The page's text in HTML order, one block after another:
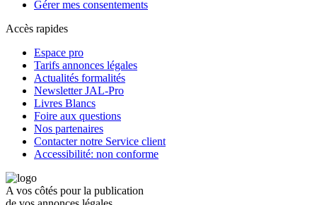
Gérer mes consentements
Accès rapides
Espace pro
Tarifs annonces légales
Actualités formalités
Newsletter JAL-Pro
Livres Blancs
Foire aux questions
Nos partenaires
Contacter notre Service client
Accessibilité: non conforme
A vos côtés pour la publication